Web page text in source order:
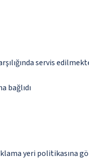
servis
bağlıdı
yeri politikasına